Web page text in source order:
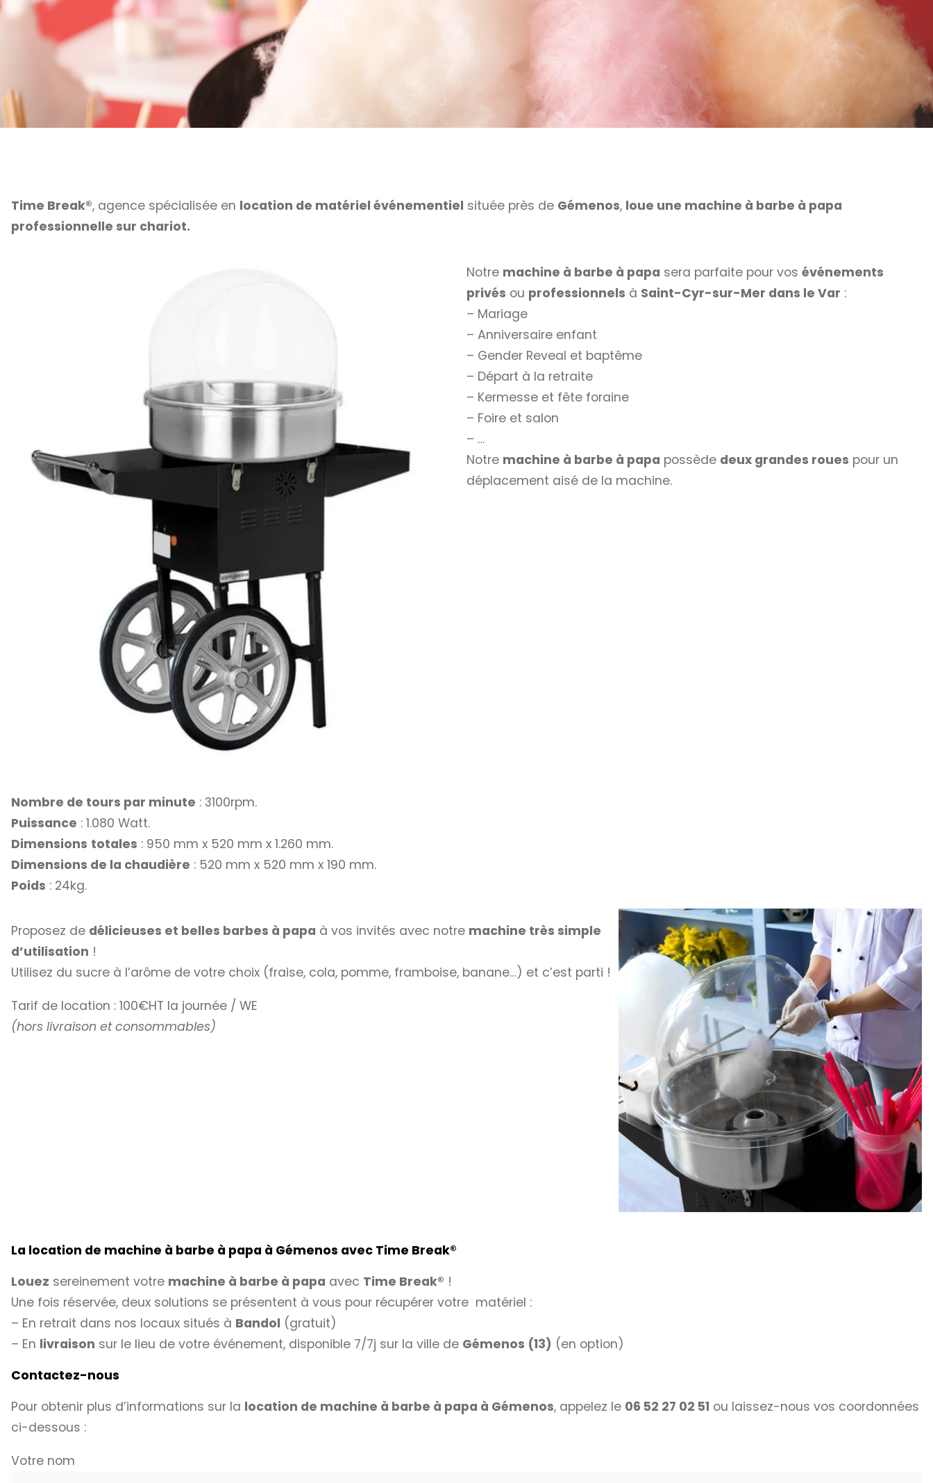
Time Break®, agence spécialisée en location de matériel événementiel située près de Gémenos, loue une machine à barbe à papa
professionnelle sur chariot.
Notre machine à barbe à papa sera parfaite pour vos événements
privés ou professionnels à Saint-Cyr-sur-Mer dans le Var :
– Mariage
– Anniversaire enfant
– Gender Reveal et baptême
– Départ à la retraite
– Kermesse et fête foraine
– Foire et salon
– …
Notre machine à barbe à papa possède deux grandes roues pour un
déplacement aisé de la machine.
Nombre de tours par minute : 3100rpm.
Puissance : 1.080 Watt.
Dimensions totales : 950 mm x 520 mm x 1.260 mm.
Dimensions de la chaudière : 520 mm x 520 mm x 190 mm.
Poids : 24kg.
Proposez de délicieuses et belles barbes à papa à vos invités avec notre machine très simple
d’utilisation !
Utilisez du sucre à l’arôme de votre choix (fraise, cola, pomme, framboise, banane…) et c’est parti !
Tarif de location : 100€HT la journée / WE
(hors livraison et consommables)
La location de machine à barbe à papa à Gémenos avec Time Break®
Louez sereinement votre machine à barbe à papa avec Time Break® !
Une fois réservée, deux solutions se présentent à vous pour récupérer votre matériel :
– En retrait dans nos locaux situés à Bandol (gratuit)
– En livraison sur le lieu de votre événement, disponible 7/7j sur la ville de Gémenos (13) (en option)
Contactez-nous
Pour obtenir plus d’informations sur la location de machine à barbe à papa à Gémenos, appelez le 06 52 27 02 51 ou laissez-nous vos coordonnées
ci-dessous :
Votre nom